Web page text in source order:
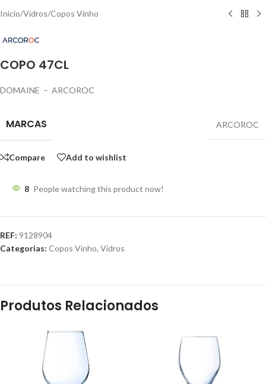
Início/Vidros/Copos Vinho
COPO 47CL
DOMAINE – ARCOROC
MARCAS ARCOROC
Compare Add to wishlist
8 People watching this product now!
REF: 9128904
Categorias: Copos Vinho, Vidros
Produtos Relacionados